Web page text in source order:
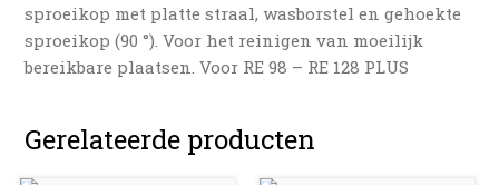
sproeikop met platte straal, wasborstel en gehoekte
sproeikop (90 °). Voor het reinigen van moeilijk
bereikbare plaatsen. Voor RE 98 – RE 128 PLUS
Gerelateerde producten